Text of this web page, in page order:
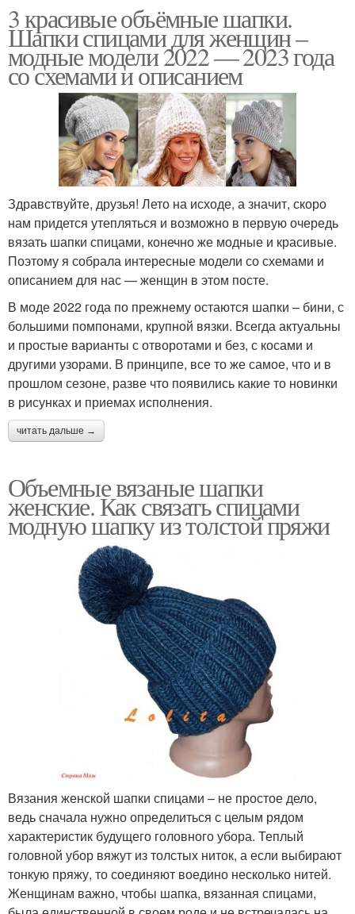
3 красивые объёмные шапки.
Шапки спицами для женщин –
модные модели 2022 — 2023 года
со схемами и описанием
Здравствуйте, друзья! Лето на исходе, а значит, скоро
нам придется утепляться и возможно в первую очередь
вязать шапки спицами, конечно же модные и красивые.
Поэтому я собрала интересные модели со схемами и
описанием для нас — женщин в этом посте.
В моде 2022 года по прежнему остаются шапки – бини, с
большими помпонами, крупной вязки. Всегда актуальны
и простые варианты с отворотами и без, с косами и
другими узорами. В принципе, все то же самое, что и в
прошлом сезоне, разве что появились какие то новинки
в рисунках и приемах исполнения.
читать дальше →
Объемные вязаные шапки
женские. Как связать спицами
модную шапку из толстой пряжи
Вязания женской шапки спицами – не простое дело,
ведь сначала нужно определиться с целым рядом
характеристик будущего головного убора. Теплый
головной убор вяжут из толстых ниток, а если выбирают
тонкую пряжу, то соединяют воедино несколько нитей.
Женщинам важно, чтобы шапка, вязанная спицами,